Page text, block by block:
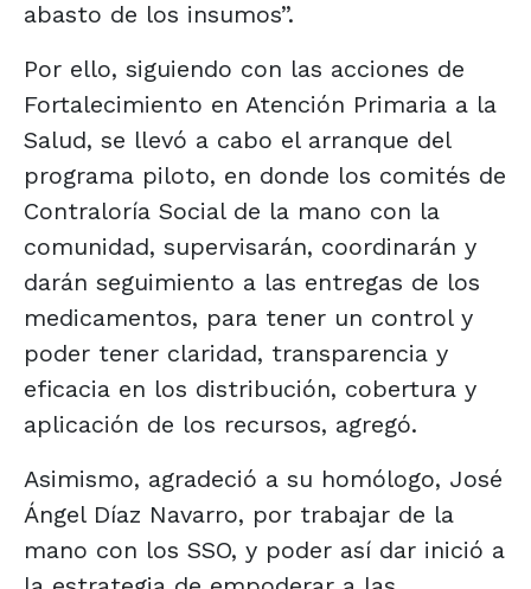
abasto de los insumos”.
Por ello, siguiendo con las acciones de
Fortalecimiento en Atención Primaria a la
Salud, se llevó a cabo el arranque del
programa piloto, en donde los comités de
Contraloría Social de la mano con la
comunidad, supervisarán, coordinarán y
darán seguimiento a las entregas de los
medicamentos, para tener un control y
poder tener claridad, transparencia y
eficacia en los distribución, cobertura y
aplicación de los recursos, agregó.
Asimismo, agradeció a su homólogo, José
Ángel Díaz Navarro, por trabajar de la
mano con los SSO, y poder así dar inició a